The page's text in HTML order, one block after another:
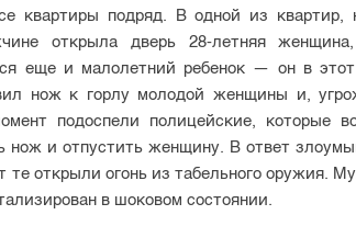
квартиры подряд. В одной из квартир,
открыла дверь 28-летняя
еще и малолетний ребенок — он в
нож к горлу молодой женщины и,
подоспели полицейские, которые
нож и отпустить женщину. В ответ
те открыли огонь из табельного оружия.
в шоковом состоянии.